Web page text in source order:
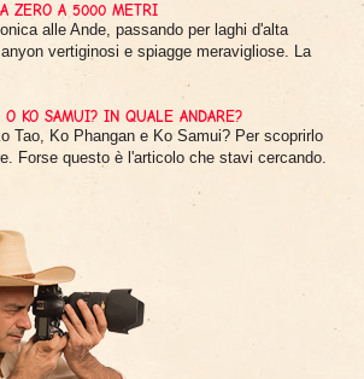
ZERO A 5000 METRI
alle Ande, passando per laghi d'alta
vertiginosi e spiagge meravigliose. La
O KO SAMUI? IN QUALE ANDARE?
Tao, Ko Phangan e Ko Samui? Per scoprirlo
Forse questo è l'articolo che stavi cercando.